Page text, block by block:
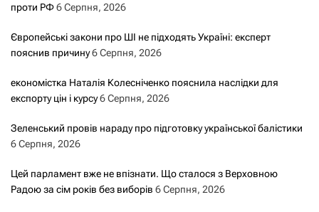
проти РФ6 Серпня, 2026
Європейські закони про ШІ не підходять Україні: експерт
пояснив причину6 Серпня, 2026
економістка Наталія Колесніченко пояснила наслідки для
експорту цін і курсу6 Серпня, 2026
Зеленський провів нараду про підготовку української балістики
6 Серпня, 2026
Цей парламент вже не впізнати. Що сталося з Верховною
Радою за сім років без виборів 6 Серпня, 2026